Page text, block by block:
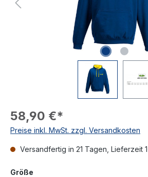
58,90 €*
Preise inkl. MwSt. zzgl. Versandkosten
Versandfertig in 21 Tagen, Lieferzeit
Größe